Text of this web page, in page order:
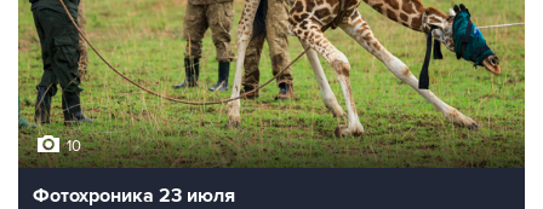
10
Фотохроника 23 июля